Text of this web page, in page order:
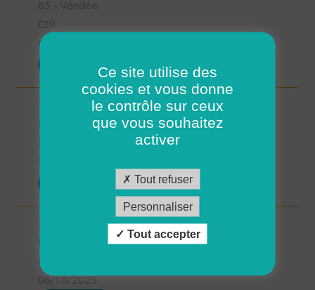
85 - Vendée
CDI
06/10/2025
Technicien d'intervention social et familiale (H/F)
85 - Vendée
Aide à domicile - Secteur Pouzauges (H/F)
CDI
06/10/2025
Ce site utilise des
cookies et vous donne
le contrôle sur ceux
que vous souhaitez
activer
Tout refuser
Personnaliser
Tout accepter